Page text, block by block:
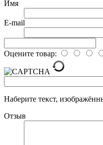
Имя
E-mail
Оцените товар:
Наберите текст,
Отзыв